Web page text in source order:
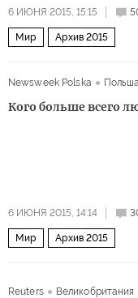
6 ИЮНЯ 2015, 15:15
Мир Архив 2015
Newsweek Polska Польша
Кого больше всего
6 ИЮНЯ 2015, 14:14
Мир Архив 2015
Reuters Великобритания